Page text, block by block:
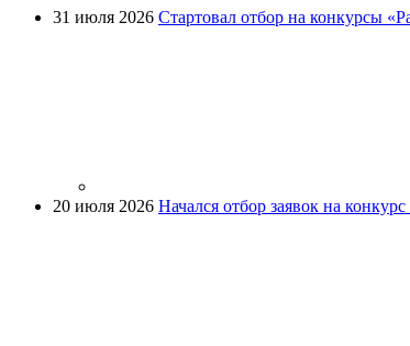
31 июля 2026 Стартовал отбор на конкурсы
20 июля 2026 Начался отбор заявок на